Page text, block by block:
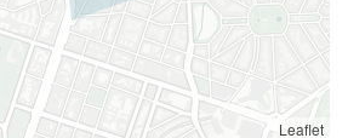
Leaflet